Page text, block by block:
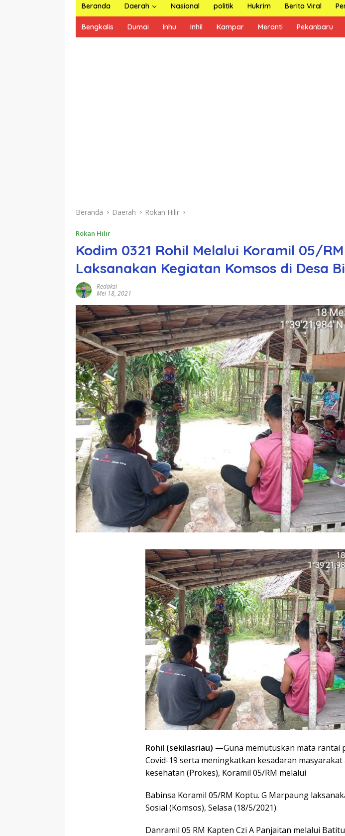
Beranda Daerah Nasional politik Hukrim Berita Viral
Bengkalis Dumai Inhu Inhil Kampar Meranti Pekanbaru
Beranda Daerah Rokan Hilir
Rokan Hilir
Kodim 0321 Rohil Melalui Koramil 05/RM
Laksanakan Kegiatan Komsos di Desa
Redaksi
Mei 18, 2021
Rohil (sekilasriau) —Guna memutuskan mata rantai
Covid-19 serta meningkatkan kesadaran
kesehatan (Prokes), Koramil 05/RM melalui
Babinsa Koramil 05/RM Koptu. G Marpaung
Sosial (Komsos), Selasa (18/5/2021).
Danramil 05 RM Kapten Czi A Panjaitan melalui